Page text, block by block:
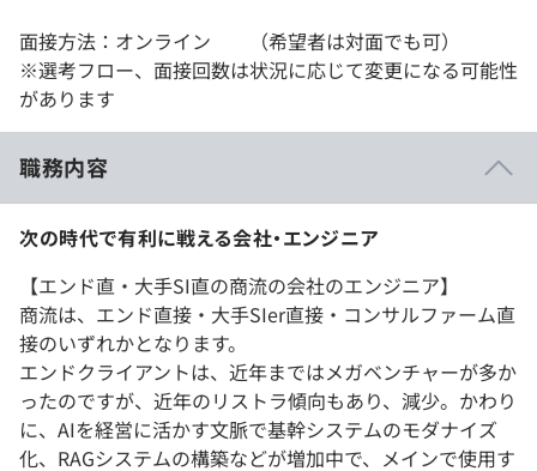
面接方法：オンライン （希望者は対面でも可）
※選考フロー、面接回数は状況に応じて変更になる可能性
があります
職務内容
次の時代で有利に戦える会社・エンジニア
【エンド直・大手SI直の商流の会社のエンジニア】
商流は、エンド直接・大手SIer直接・コンサルファーム直
接のいずれかとなります。
エンドクライアントは、近年まではメガベンチャーが多か
ったのですが、近年のリストラ傾向もあり、減少。かわり
に、AIを経営に活かす文脈で基幹システムのモダナイズ
化、RAGシステムの構築などが増加中で、メインで使用す